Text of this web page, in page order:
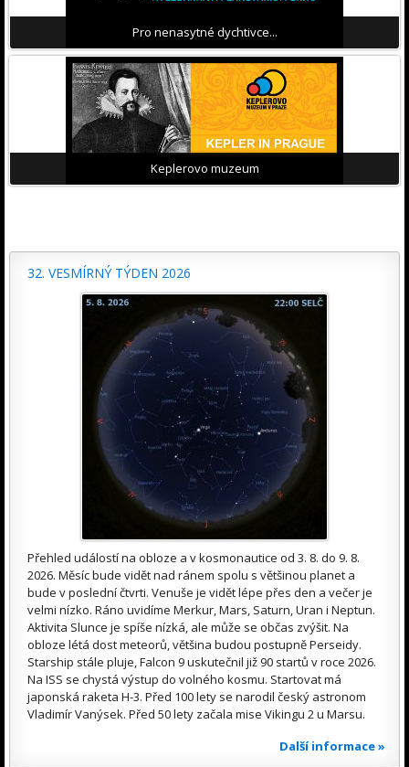
Pro nenasytné dychtivce...
Keplerovo muzeum
32. VESMÍRNÝ TÝDEN 2026
Přehled událostí na obloze a v kosmonautice od 3. 8. do 9. 8.
2026. Měsíc bude vidět nad ránem spolu s většinou planet a
bude v poslední čtvrti. Venuše je vidět lépe přes den a večer je
velmi nízko. Ráno uvidíme Merkur, Mars, Saturn, Uran i Neptun.
Aktivita Slunce je spíše nízká, ale může se občas zvýšit. Na
obloze létá dost meteorů, většina budou postupně Perseidy.
Starship stále pluje, Falcon 9 uskutečnil již 90 startů v roce 2026.
Na ISS se chystá výstup do volného kosmu. Startovat má
japonská raketa H-3. Před 100 lety se narodil český astronom
Vladimír Vanýsek. Před 50 lety začala mise Vikingu 2 u Marsu.
Další informace »